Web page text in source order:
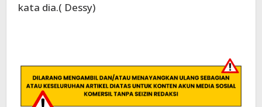
kata dia.( Dessy)